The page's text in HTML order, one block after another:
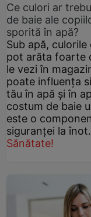
Ce culori ar
de baie ale
sporită în apă?
Sub apă,
pot arăta foarte
le vezi în
poate influența
tău în apă și în
costum de baie
este o
siguranței la înot.
Sănătate!